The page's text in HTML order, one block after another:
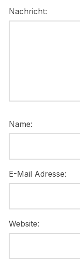
Nachricht:
Name:
E-Mail Adresse:
Website: